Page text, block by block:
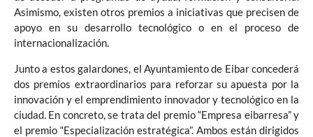
Asimismo, existen otros premios a iniciativas que precisen de
apoyo en su desarrollo tecnológico o en el proceso de
internacionalización.
Junto a estos galardones, el Ayuntamiento de Eibar concederá
dos premios extraordinarios para reforzar su apuesta por la
innovación y el emprendimiento innovador y tecnológico en la
ciudad. En concreto, se trata del premio “Empresa eibarresa” y
el premio “Especialización estratégica”. Ambos están dirigidos